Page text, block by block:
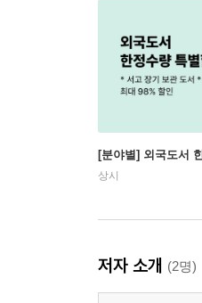
[분야별] 외국도서
상시
저자 소개 (2명)